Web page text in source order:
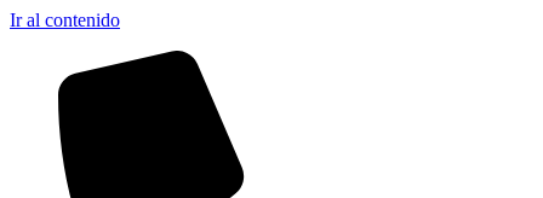
Ir al contenido